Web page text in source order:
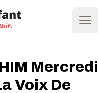
Mercredi
Voix De